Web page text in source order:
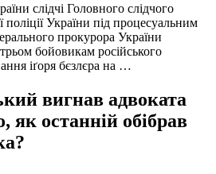
слідчі Головного слідчого
поліції України під процесуальним
прокурора України
бойовикам російського
іґоря бєзлєра на …
вигнав адвоката
як останній обібрав